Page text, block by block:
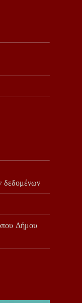
δεδομένων
Δήμου